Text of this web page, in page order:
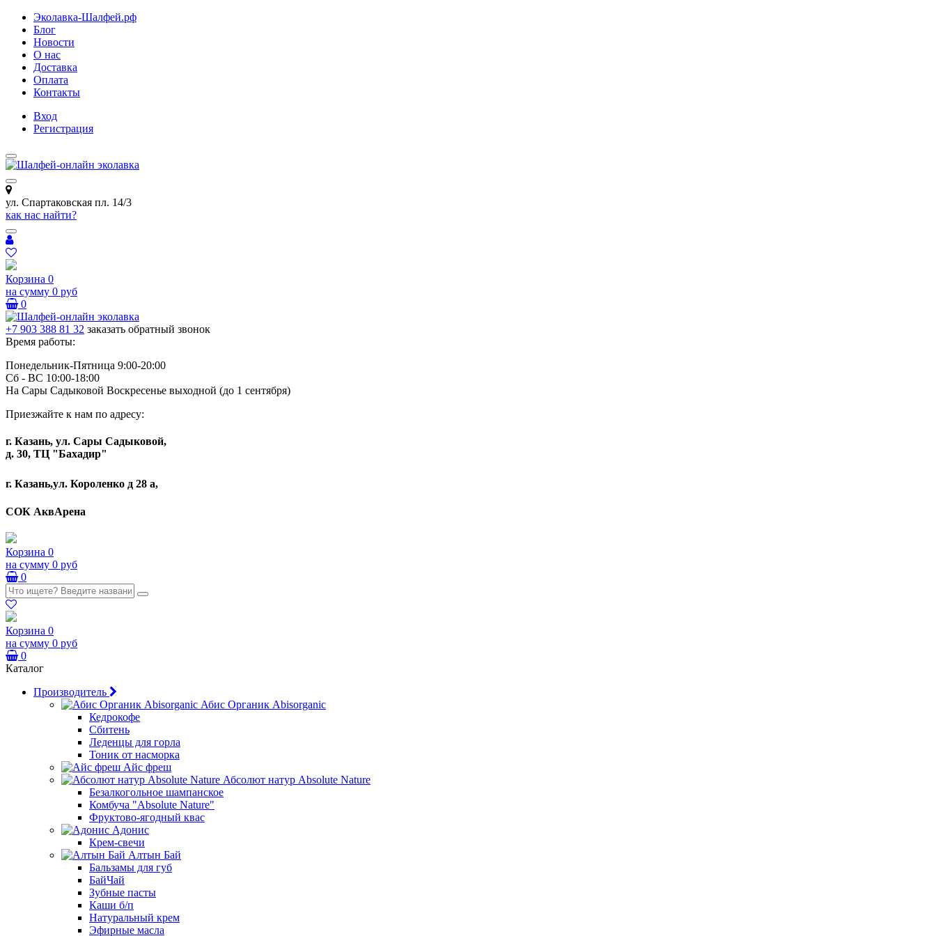
Эколавка-Шалфей.рф
Блог
Новости
О нас
Доставка
Оплата
Контакты
Вход
Регистрация
ул. Спартаковская пл. 14/3
как нас найти?
Корзина 0
на сумму 0 руб
0
+7 903 388 81 32 заказать обратный звонок
Время работы:
Понедельник-Пятница 9:00-20:00
Сб - ВС 10:00-18:00
На Сары Садыковой Воскресенье выходной (до 1 сентября)
Приезжайте к нам по адресу:
г. Казань, ул. Сары Садыковой,
д. 30, ТЦ "Бахадир"
г. Казань,ул. Короленко д 28 а,
СОК АквАрена
Корзина 0
на сумму 0 руб
0
Корзина 0
на сумму 0 руб
0
Каталог
Производитель
Абис Органик Abisorganic
Кедрокофе
Сбитень
Леденцы для горла
Тоник от насморка
Айс фреш
Абсолют натур Absolute Nature
Безалкогольное шампанское
Комбуча "Absolute Nature"
Фруктово-ягодный квас
Адонис
Крем-свечи
Алтын Бай
Бальзамы для губ
БайЧай
Зубные пасты
Каши б/п
Натуральный крем
Эфирные масла